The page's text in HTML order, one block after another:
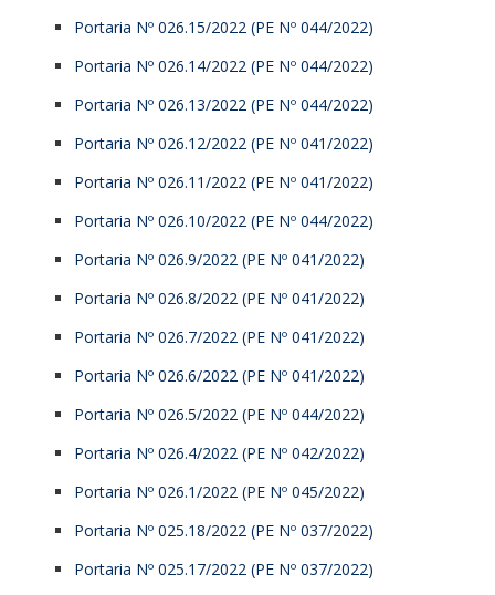
Portaria Nº 026.15/2022 (PE Nº 044/2022)
Portaria Nº 026.14/2022 (PE Nº 044/2022)
Portaria Nº 026.13/2022 (PE Nº 044/2022)
Portaria Nº 026.12/2022 (PE Nº 041/2022)
Portaria Nº 026.11/2022 (PE Nº 041/2022)
Portaria Nº 026.10/2022 (PE Nº 044/2022)
Portaria Nº 026.9/2022 (PE Nº 041/2022)
Portaria Nº 026.8/2022 (PE Nº 041/2022)
Portaria Nº 026.7/2022 (PE Nº 041/2022)
Portaria Nº 026.6/2022 (PE Nº 041/2022)
Portaria Nº 026.5/2022 (PE Nº 044/2022)
Portaria Nº 026.4/2022 (PE Nº 042/2022)
Portaria Nº 026.1/2022 (PE Nº 045/2022)
Portaria Nº 025.18/2022 (PE Nº 037/2022)
Portaria Nº 025.17/2022 (PE Nº 037/2022)